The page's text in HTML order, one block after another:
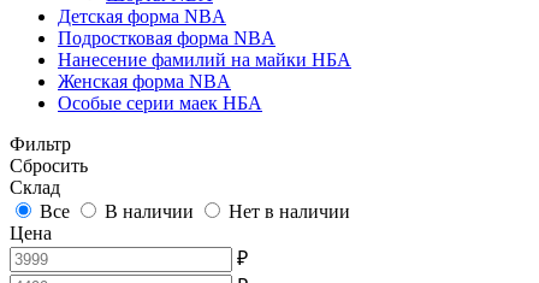
Детская форма NBA
Подростковая форма NBA
Нанесение фамилий на майки НБА
Женская форма NBA
Особые серии маек НБА
Фильтр
Сбросить
Склад
Все
В наличии
Нет в наличии
Цена
₽